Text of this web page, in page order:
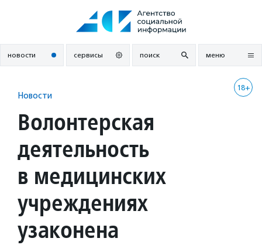
новости сервисы поиск меню
18+
Новости
Волонтерская
деятельность
в медицинских
учреждениях
узаконена